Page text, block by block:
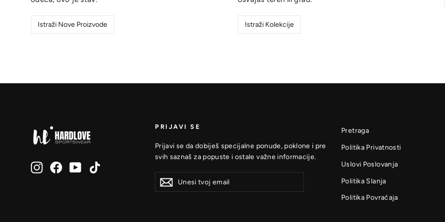
Istraži Nove Proizvode Istraži Kolekcije
InstagramFacebookYouTube
PRIJAVI SE
Prijavi se da dobiješ specijalne ponude, poklone i pre
svih saznaš za popuste i ostale važne informacije.
tvoj
se
Prijavi
se
Pretraga
Politika Privatnosti
Uslovi Poslovanja
Politika Slanja
Politika Povraćaja